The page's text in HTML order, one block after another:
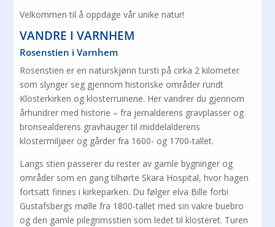
Velkommen til å oppdage vår unike natur!
VANDRE I VARNHEM
Rosenstien i Varnhem
Rosenstien er en naturskjønn tursti på cirka 2 kilometer
som slynger seg gjennom historiske områder rundt
Klosterkirken og klosterruinene. Her vandrer du gjennom
århundrer med historie – fra jernalderens gravplasser og
bronsealderens gravhauger til middelalderens
klostermiljøer og gårder fra 1600- og 1700-tallet.
Langs stien passerer du rester av gamle bygninger og
områder som en gang tilhørte Skara Hospital, hvor hagen
fortsatt finnes i kirkeparken. Du følger elva Bille forbi
Gustafsbergs mølle fra 1800-tallet med sin vakre buebro
og den gamle pilegrimsstien som ledet til klosteret. Turen